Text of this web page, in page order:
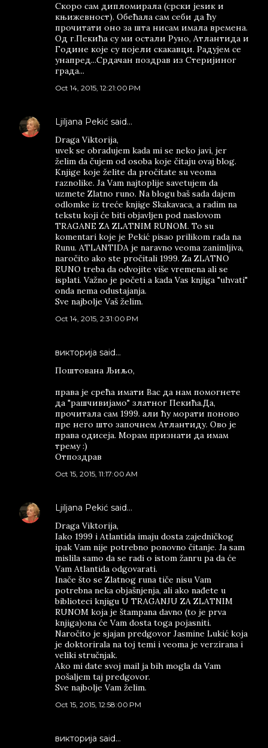
Скоро сам дипломирала (срски јеѕик и
књижевност). Обећала сам себи да ћу
прочитати оно за шта нисам имала времена.
Од г.Пекића су ми остали Руно, Атлантида и
Године које су појели скакавци. Радујем се
унапред...Срдачан поздрав из Стеријиног
града...
Oct 14, 2015, 12:21:00 PM
Ljiljana Pekić said…
Draga Viktorija,
uvek se obradujem kada mi se neko javi, jer
želim da čujem od osoba koje čitaju ovaj blog.
Knjige koje želite da pročitate su veoma
raznolike. Ja Vam najtoplije savetujem da
uzmete Zlatno runo. Na blogu baš sada dajem
odlomke iz treće knjige Skakavaca, a radim na
tekstu koji će biti objavljen pod naslovom
TRAGANE ZA ZLATNIM RUNOM. To su
komentari koje je Pekić pisao prilikom rada na
Runu. ATLANTIDA je naravno veoma zanimljiva,
naročito ako ste pročitali 1999. Za ZLATNO
RUNO treba da odvojite više vremena ali se
isplati. Važno je početi a kada Vas knjiga "uhvati"
onda nema odustajanja.
Sve najbolje Vaš želim.
Oct 14, 2015, 2:31:00 PM
викторија said…
Поштована Љиљо,
права је срећа имати Вас да нам помогнете
да "рашчивијамо" златног Пекића.Да,
прочитала сам 1999. али ћу морати поново
пре него што започнем Атлантиду. Ово је
права одисеја. Морам признати да имам
трему :)
Отпоздрав
Oct 15, 2015, 11:17:00 AM
Ljiljana Pekić said…
Draga Viktorija,
Iako 1999 i Atlantida imaju dosta zajedničkog
ipak Vam nije potrebno ponovno čitanje. Ja sam
mislila samo da se radi o istom žanru pa da će
Vam Atlantida odgovarati.
Inače što se Zlatnog runa tiče nisu Vam
potrebna neka objašnjenja, ali ako nađete u
biblioteci knjigu U TRAGANJU ZA ZLATNIM
RUNOM koja je štampana davno (to je prva
knjiga)ona će Vam dosta toga pojasniti.
Naročito je sjajan predgovor Jasmine Lukić koja
je doktorirala na toj temi i veoma je verzirana i
veliki stručnjak.
Ako mi date svoj mail ja bih mogla da Vam
pošaljem taj predgovor.
Sve najbolje Vam želim.
Oct 15, 2015, 12:58:00 PM
викторија said…